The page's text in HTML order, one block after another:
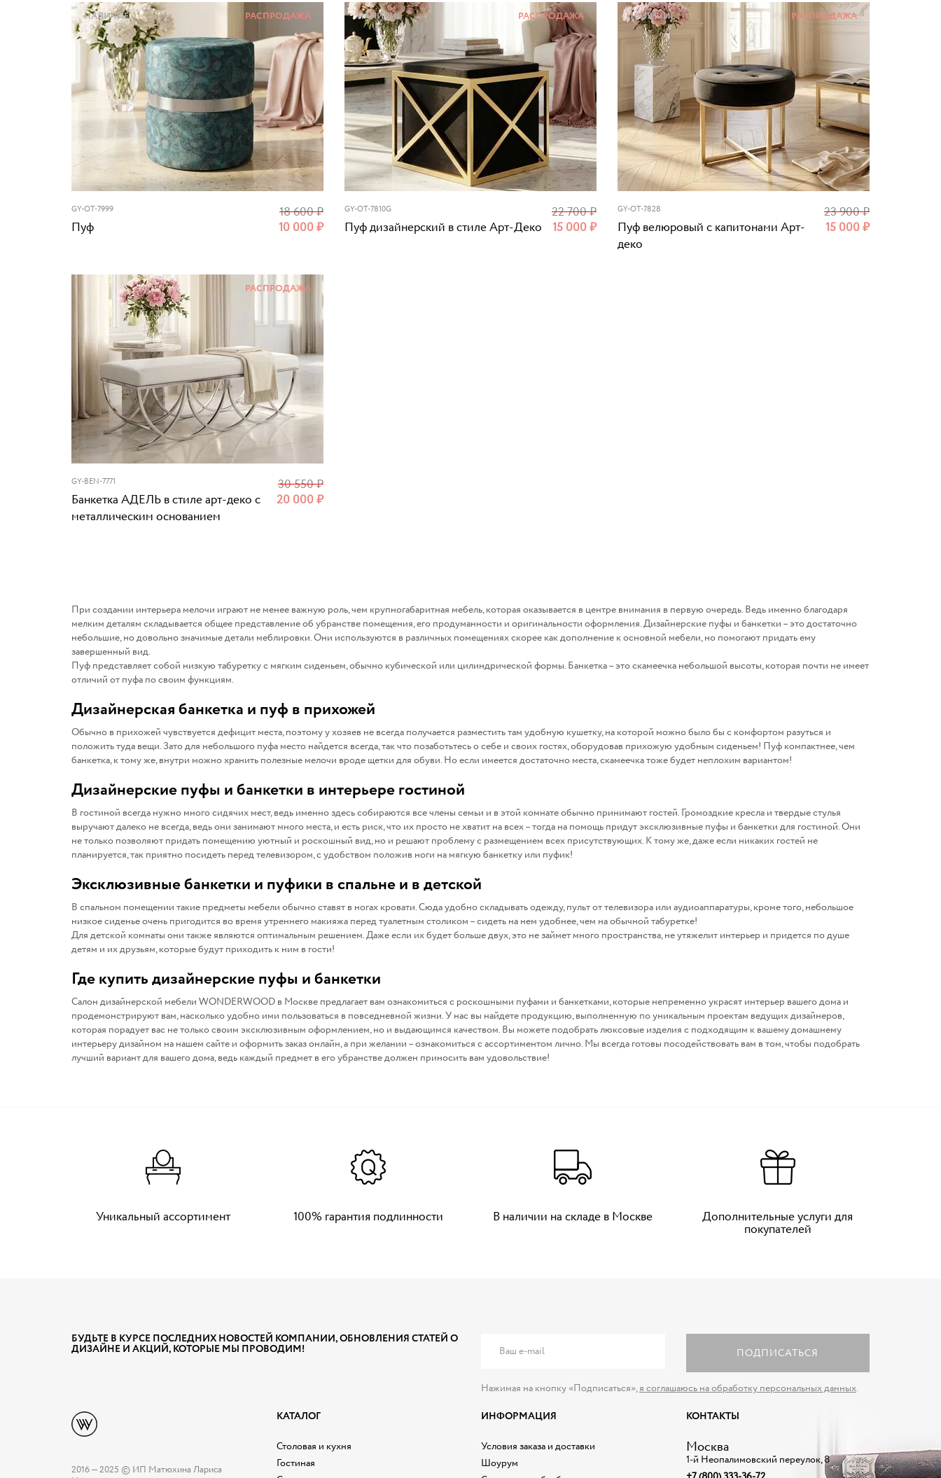
GY-OT-7999
Пуф 10 000₽
18 600₽
РАСПРОДАЖА
НАЛИЧИЕ
GY-OT-7810G
Пуф дизайнерский в стиле Арт-Деко 15 000₽
22 700₽
РАСПРОДАЖА
НАЛИЧИЕ
GY-OT-7828
Пуф велюровый с капитонами Арт-
деко
15 000₽
23 900₽
РАСПРОДАЖА
НАЛИЧИЕ
GY-BEN-7771
Банкетка АДЕЛЬ в стиле арт-деко с
металлическим основанием
20 000₽
30 550₽
РАСПРОДАЖА
При создании интерьера мелочи играют не менее важную роль, чем крупногабаритная мебель, которая оказывается в центре внимания в первую очередь. Ведь именно благодаря
мелким деталям складывается общее представление об убранстве помещения, его продуманности и оригинальности оформления. Дизайнерские пуфы и банкетки – это достаточно
небольшие, но довольно значимые детали меблировки. Они используются в различных помещениях скорее как дополнение к основной мебели, но помогают придать ему
завершенный вид.
Пуф представляет собой низкую табуретку с мягким сиденьем, обычно кубической или цилиндрической формы. Банкетка – это скамеечка небольшой высоты, которая почти не имеет
отличий от пуфа по своим функциям.
Дизайнерская банкетка и пуф в прихожей
Обычно в прихожей чувствуется дефицит места, поэтому у хозяев не всегда получается разместить там удобную кушетку, на которой можно было бы с комфортом разуться и
положить туда вещи. Зато для небольшого пуфа место найдется всегда, так что позаботьтесь о себе и своих гостях, оборудовав прихожую удобным сиденьем! Пуф компактнее, чем
банкетка, к тому же, внутри можно хранить полезные мелочи вроде щетки для обуви. Но если имеется достаточно места, скамеечка тоже будет неплохим вариантом!
Дизайнерские пуфы и банкетки в интерьере гостиной
В гостиной всегда нужно много сидячих мест, ведь именно здесь собираются все члены семьи и в этой комнате обычно принимают гостей. Громоздкие кресла и твердые стулья
выручают далеко не всегда, ведь они занимают много места, и есть риск, что их просто не хватит на всех – тогда на помощь придут эксклюзивные пуфы и банкетки для гостиной. Они
не только позволяют придать помещению уютный и роскошный вид, но и решают проблему с размещением всех присутствующих. К тому же, даже если никаких гостей не
планируется, так приятно посидеть перед телевизором, с удобством положив ноги на мягкую банкетку или пуфик!
Эксклюзивные банкетки и пуфики в спальне и в детской
В спальном помещении такие предметы мебели обычно ставят в ногах кровати. Сюда удобно складывать одежду, пульт от телевизора или аудиоаппаратуры, кроме того, небольшое
низкое сиденье очень пригодится во время утреннего макияжа перед туалетным столиком – сидеть на нем удобнее, чем на обычной табуретке!
Для детской комнаты они также являются оптимальным решением. Даже если их будет больше двух, это не займет много пространства, не утяжелит интерьер и придется по душе
детям и их друзьям, которые будут приходить к ним в гости!
Где купить дизайнерские пуфы и банкетки
Салон дизайнерской мебели WONDERWOOD в Москве предлагает вам ознакомиться с роскошными пуфами и банкетками, которые непременно украсят интерьер вашего дома и
продемонстрируют вам, насколько удобно ими пользоваться в повседневной жизни. У нас вы найдете продукцию, выполненную по уникальным проектам ведущих дизайнеров,
которая порадует вас не только своим эксклюзивным оформлением, но и выдающимся качеством. Вы можете подобрать люксовые изделия с подходящим к вашему домашнему
интерьеру дизайном на нашем сайте и оформить заказ онлайн, а при желании – ознакомиться с ассортиментом лично. Мы всегда готовы посодействовать вам в том, чтобы подобрать
лучший вариант для вашего дома, ведь каждый предмет в его убранстве должен приносить вам удовольствие!
Уникальный ассортимент 100% гарантия подлинности В наличии на складе в Москве Дополнительные услуги для
покупателей
БУДЬТЕ В КУРСЕ ПОСЛЕДНИХ НОВОСТЕЙ КОМПАНИИ, ОБНОВЛЕНИЯ СТАТЕЙ О
ДИЗАЙНЕ И АКЦИЙ, КОТОРЫЕ МЫ ПРОВОДИМ! ПОДПИСАТЬСЯ
Нажимая на кнопку «Подписаться»,я соглашаюсь на обработку персональных данных.
2016 — 2025 © ИП Матюхина Лариса
КАТАЛОГ
Столовая и кухня
Гостиная
ИНФОРМАЦИЯ
Условия заказа и доставки
Шоурум
КОНТАКТЫ
Москва
1-й Неопалимовский переулок, 8